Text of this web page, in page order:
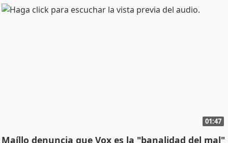
01:47
Maíllo denuncia que Vox es la "banalidad del mal"